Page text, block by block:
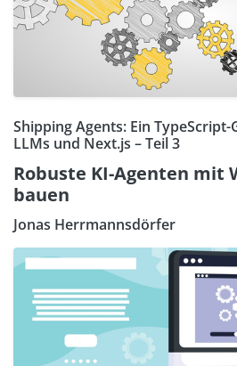
Shipping Agents: Ein
LLMs und Next.js – Teil 3
Robuste KI-Agenten mit
bauen
Jonas Herrmannsdörfer